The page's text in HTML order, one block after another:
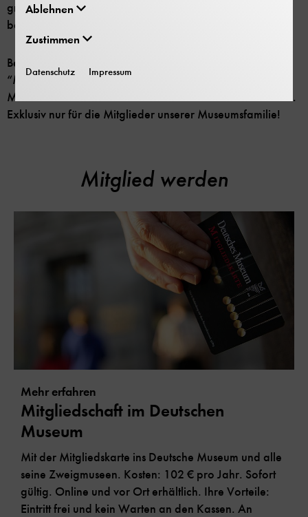
großen und kleinen Zahnräder, die das Museum
bewegen.
Begleiten Sie Dagmar Klauer, Bereichsleitung
“Museumbetrieb und Service” auf einem Rundgang im
Museum mit dem Blickwinkel “alle Bälle in der Luft halten”.
Exklusiv nur für die Mitglieder unserer Museumsfamilie!
Mitglied werden
Mehr erfahren
Mitgliedschaft im Deutschen
Museum
Mit der Mitgliedskarte ins Deutsche Museum und alle
seine Zweigmuseen. Kosten: 102 € pro Jahr. Sofort
gültig. Online und vor Ort erhältlich. Ihre Vorteile:
Eintritt frei und kein Warten an den Kassen. An
Ablehnen
Zustimmen
Datenschutz Impressum